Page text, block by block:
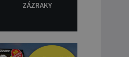
ZÁZRAKY